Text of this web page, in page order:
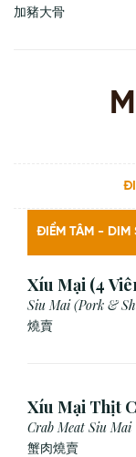
加豬大骨
ĐIỂM TÂM - DIM
Xíu Mại (4
Siu Mai (Pork &
Dumpling)
燒賣
Xíu Mại Thịt
Viên)
Crab Meat Siu Mai
蟹肉燒賣